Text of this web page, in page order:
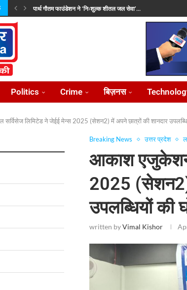
पार्थ गौतम फाउंडेशन ने ‘निःशुल्क शीतल जल सेवा’...
Politics Crime बिज़नस
लिमिटेड ने जेईई मेन्स 2025 (सेशन2) में अपने छात्रों की शानदार
Breaking News उत्तर प्रदेश
आकाश
2025 (सेशन2)
उपलब्धियों की
written byVimal Kishor